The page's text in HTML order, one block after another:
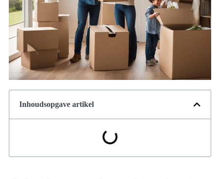
Inhoudsopgave artikel